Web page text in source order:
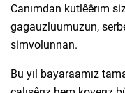
Canımdan kutlêêrım
gagauzluumuzun,
simvolunnan.
Bu yıl bayaraamız